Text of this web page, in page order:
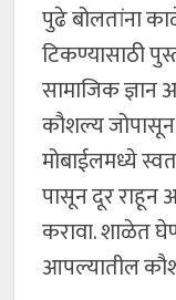
पुढे बोलतांना
टिकण्यासाठी
सामाजिक
कौशल्य जोपासून
मोबाईलमध्ये
पासून दूर राहून
करावा. शाळेत
आपल्यातील